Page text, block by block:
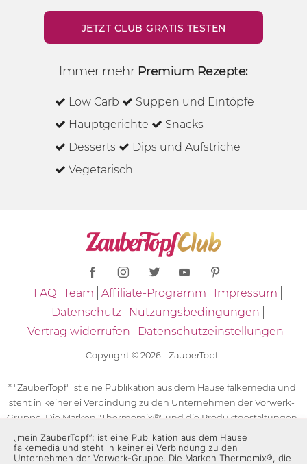
JETZT CLUB GRATIS TESTEN
Immer mehr Premium Rezepte:
Low Carb
Suppen und Eintöpfe
Hauptgerichte
Snacks
Desserts
Dips und Aufstriche
Vegetarisch
FAQ Team Affiliate-Programm
Impressum
Datenschutz
Nutzungsbedingungen
Vertrag widerrufen
Datenschutzeinstellungen
Copyright © 2026 - ZauberTopf
* "ZauberTopf" ist eine Publikation aus dem Hause falkemedia und
steht in keinerlei Verbindung zu den Unternehmen der Vorwerk-
Gruppe. Die Marken "Thermomix®" und die Produktgestaltungen
des "Thermomix®" sind eingetragene Marken der Unternehmen
der Vorwerk-Gruppe. Die Marken Thermomix®, die Zeichen TM5®,
„mein ZauberTopf”; ist eine Publikation aus dem Hause
falkemedia und steht in keinerlei Verbindung zu den
Unternehmen der Vorwerk-Gruppe. Die Marken Thermomix®, die